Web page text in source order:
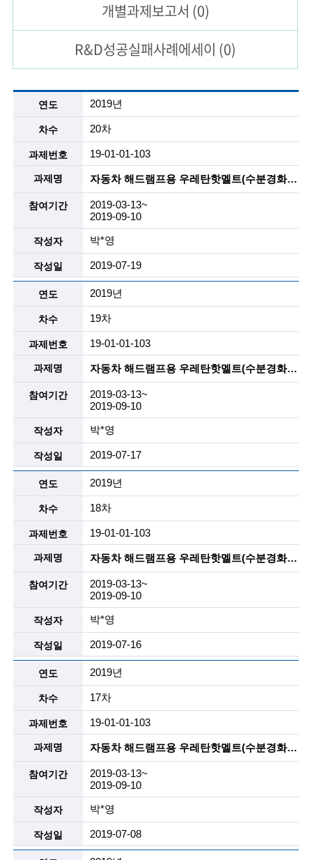
R
e
t
i
r
e
d
s
c
i
e
n
t
i
s
t
s
a
n
d
e
n
g
i
n
e
e
r
s
f
o
r
a
d
v
개별과제보고서 (0)
R&D성공실패사례에세이 (0)
2019년
20차
19-01-01-103
자동차 해드램프용 우레탄핫멜트(수분경화, 2액형) , 리사이클 핫멜트등
2019-03-13~
2019-09-10
박*영
2019-07-19
2019년
19차
19-01-01-103
자동차 해드램프용 우레탄핫멜트(수분경화, 2액형) , 리사이클 핫멜트등
2019-03-13~
2019-09-10
박*영
2019-07-17
2019년
18차
19-01-01-103
자동차 해드램프용 우레탄핫멜트(수분경화, 2액형) , 리사이클 핫멜트등
2019-03-13~
2019-09-10
박*영
2019-07-16
2019년
17차
19-01-01-103
자동차 해드램프용 우레탄핫멜트(수분경화, 2액형) , 리사이클 핫멜트등
2019-03-13~
2019-09-10
박*영
2019-07-08